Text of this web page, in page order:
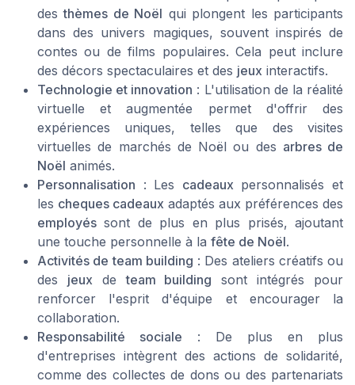
desthèmes de Noël qui plongent les participants
dans des univers magiques, souvent inspirés de
contes ou de films populaires. Cela peut inclure
des décors spectaculaires et des jeux interactifs.
Technologie et innovation : L'utilisation de la réalité
virtuelle et augmentée permet d'offrir des
expériences uniques, telles que des visites
virtuelles de marchés de Noël ou des arbres de
Noël animés.
Personnalisation : Les cadeaux personnalisés et
les cheques cadeaux adaptés aux préférences des
employés sont de plus en plus prisés, ajoutant
une touche personnelle à la fête de Noël.
Activités de team building : Des ateliers créatifs ou
des jeux deteam building sont intégrés pour
renforcer l'esprit d'équipe et encourager la
collaboration.
Responsabilité sociale : De plus en plus
d'entreprises intègrent des actions de solidarité,
comme des collectes de dons ou des partenariats